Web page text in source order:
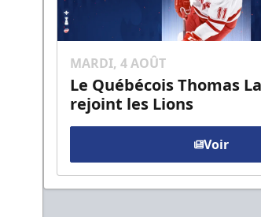
MARDI, 4 AOÛT
Le Québécois Thomas
rejoint les Lions
Voir